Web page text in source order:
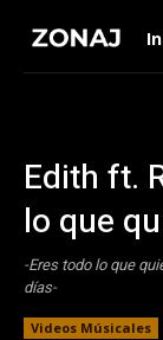
Edith ft.
lo que
-Eres todo lo que
días-
Videos Músicales